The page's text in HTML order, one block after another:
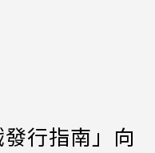
行指南」向